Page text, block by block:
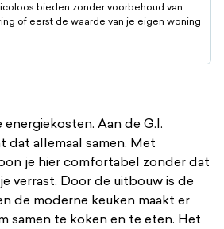
bieden zonder voorbehoud van
of eerst de waarde van je eigen woning
Aan de G.I.
dat allemaal samen. Met
je hier comfortabel zonder dat
verrast. Door de uitbouw is de
de moderne keuken maakt er
samen te koken en te eten. Het